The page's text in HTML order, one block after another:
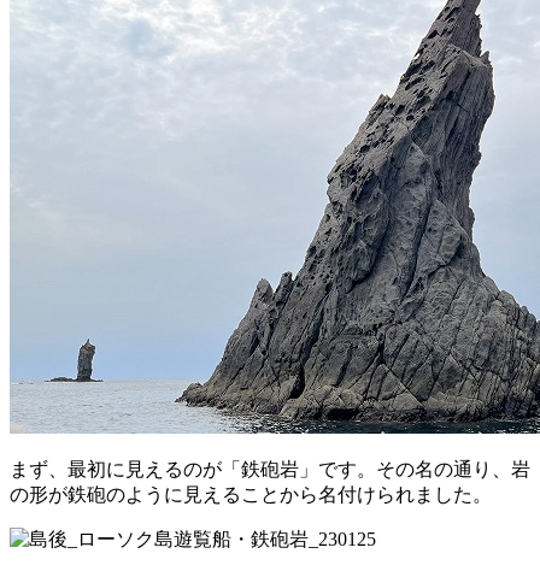
まず、最初に見えるのが「鉄砲岩」です。その名の通り、岩
の形が鉄砲のように見えることから名付けられました。